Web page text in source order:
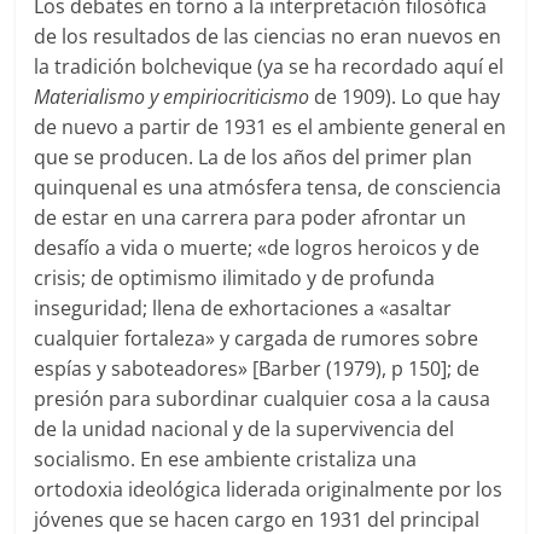
Los debates en torno a la interpretación filosófica
de los resultados de las ciencias no eran nuevos en
la tradición bolchevique (ya se ha recordado aquí el
Materialismo y empiriocriticismo de 1909). Lo que hay
de nuevo a partir de 1931 es el ambiente general en
que se producen. La de los años del primer plan
quinquenal es una atmósfera tensa, de consciencia
de estar en una carrera para poder afrontar un
desafío a vida o muerte; «de logros heroicos y de
crisis; de optimismo ilimitado y de profunda
inseguridad; llena de exhortaciones a «asaltar
cualquier fortaleza» y cargada de rumores sobre
espías y saboteadores» [Barber (1979), p 150]; de
presión para subordinar cualquier cosa a la causa
de la unidad nacional y de la supervivencia del
socialismo. En ese ambiente cristaliza una
ortodoxia ideológica liderada originalmente por los
jóvenes que se hacen cargo en 1931 del principal